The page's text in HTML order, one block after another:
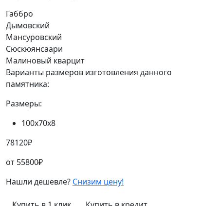
Габбро
Дымовский
Мансуровский
Сюскюянсаари
Малиновый кварцит
Варианты размеров изготовления данного
памятника:
Размеры:
100х70х8
78120₽
от 55800₽
Нашли дешевле? Снизим цену!